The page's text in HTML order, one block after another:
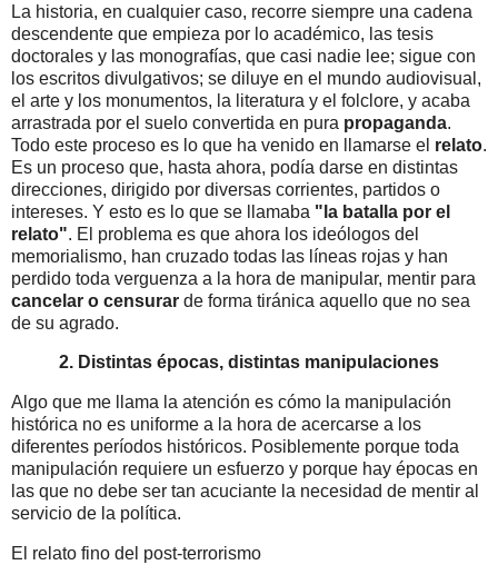
La historia, en cualquier caso, recorre siempre una cadena
descendente que empieza por lo académico, las tesis
doctorales y las monografías, que casi nadie lee; sigue con
los escritos divulgativos; se diluye en el mundo audiovisual,
el arte y los monumentos, la literatura y el folclore, y acaba
arrastrada por el suelo convertida en pura propaganda.
Todo este proceso es lo que ha venido en llamarse el relato.
Es un proceso que, hasta ahora, podía darse en distintas
direcciones, dirigido por diversas corrientes, partidos o
intereses. Y esto es lo que se llamaba "la batalla por el
relato". El problema es que ahora los ideólogos del
memorialismo, han cruzado todas las líneas rojas y han
perdido toda verguenza a la hora de manipular, mentir para
cancelar o censurar de forma tiránica aquello que no sea
de su agrado.
2. Distintas épocas, distintas manipulaciones
Algo que me llama la atención es cómo la manipulación
histórica no es uniforme a la hora de acercarse a los
diferentes períodos históricos. Posiblemente porque toda
manipulación requiere un esfuerzo y porque hay épocas en
las que no debe ser tan acuciante la necesidad de mentir al
servicio de la política.
El relato fino del post-terrorismo